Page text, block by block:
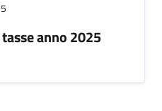
anno 2025